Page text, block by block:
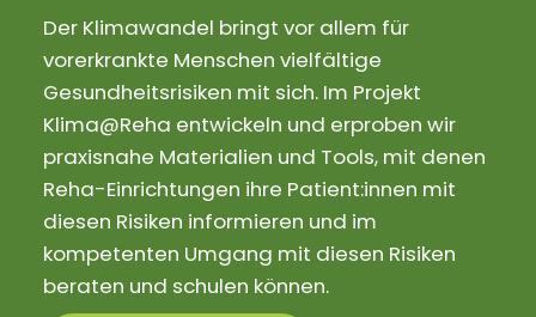
Der Klimawandel bringt vor allem für
vorerkrankte Menschen vielfältige
Gesundheitsrisiken mit sich. Im Projekt
Klima@Reha entwickeln und erproben wir
praxisnahe Materialien und Tools, mit denen
Reha-Einrichtungen ihre Patient:innen mit
diesen Risiken informieren und im
kompetenten Umgang mit diesen Risiken
beraten und schulen können.